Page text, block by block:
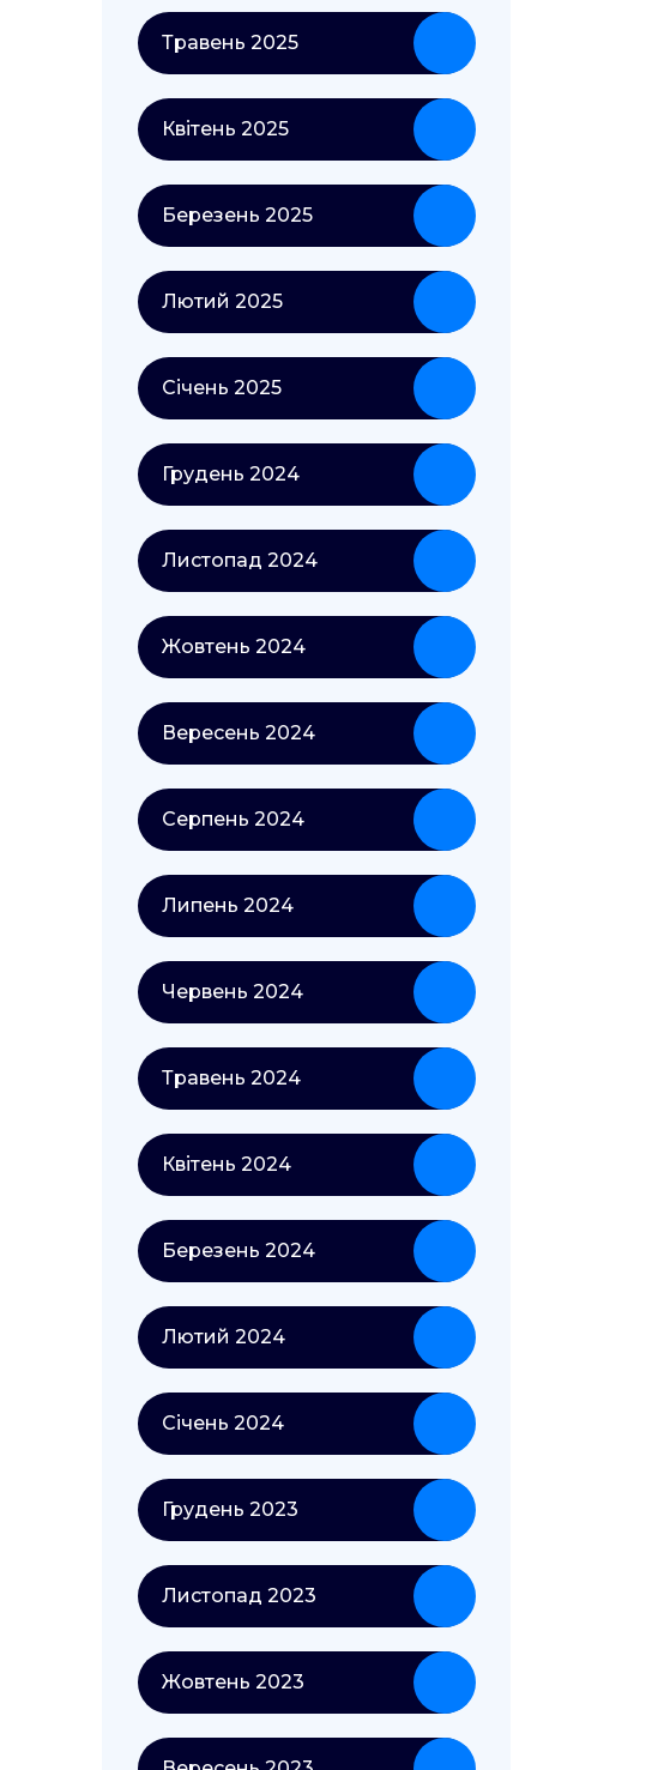
Травень 2025
Квітень 2025
Березень 2025
Лютий 2025
Січень 2025
Грудень 2024
Листопад 2024
Жовтень 2024
Вересень 2024
Серпень 2024
Липень 2024
Червень 2024
Травень 2024
Квітень 2024
Березень 2024
Лютий 2024
Січень 2024
Грудень 2023
Листопад 2023
Жовтень 2023